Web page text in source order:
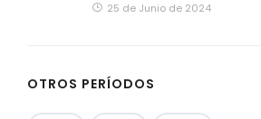
25 de Junio de 2024
OTROS PERÍODOS